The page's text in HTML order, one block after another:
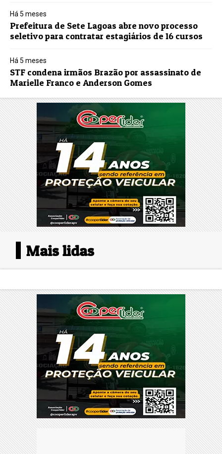
Há 5 meses
Prefeitura de Sete Lagoas abre novo processo
seletivo para contratar estagiários de 16 cursos
Há 5 meses
STF condena irmãos Brazão por assassinato de
Marielle Franco e Anderson Gomes
Mais lidas